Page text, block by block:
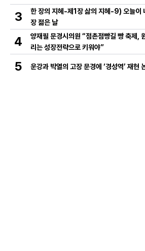
3
한 장의 지혜-제1장 삶의 지혜-9) 오늘이
장 젊은 날
4
양재필 문경시의원 “점촌점빵길 빵 축제,
리는 성장전략으로 키워야”
5 운강과 박열의 고장 문경에 ‘경성역’ 재현